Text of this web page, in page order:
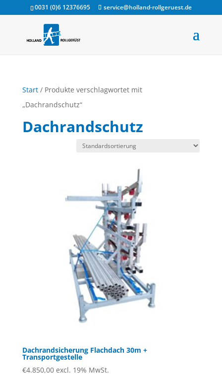
0031 (0)6 12376695 service@holland-rollgeruest.de
Start/ Produkte verschlagwortet mit
„Dachrandschutz“
Dachrandschutz
Dachrandsicherung Flachdach 30m +
Transportgestelle
€4.850,00 excl. 19% MwSt.